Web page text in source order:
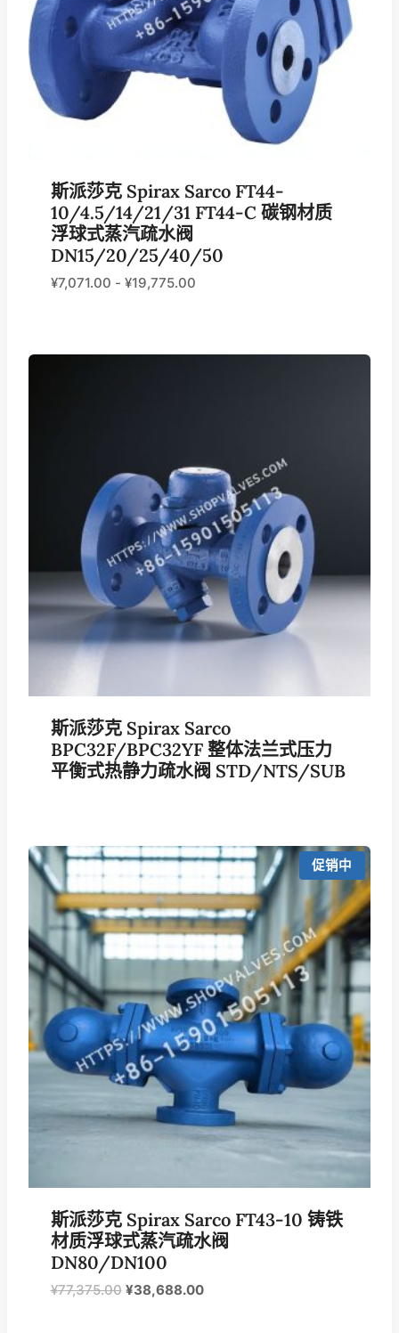
斯派莎克 Spirax Sarco FT44-
10/4.5/14/21/31 FT44-C 碳钢材质
浮球式蒸汽疏水阀
DN15/20/25/40/50
¥7,071.00 - ¥19,775.00
斯派莎克 Spirax Sarco
BPC32F/BPC32YF 整体法兰式压力
平衡式热静力疏水阀 STD/NTS/SUB
促销中
斯派莎克 Spirax Sarco FT43-10 铸铁
材质浮球式蒸汽疏水阀
DN80/DN100
¥77,375.00 原
¥38,688.00当